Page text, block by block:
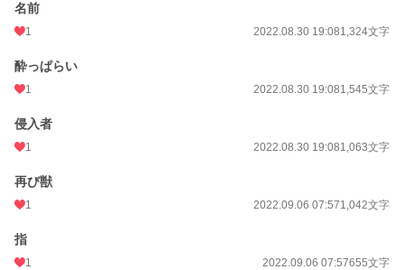
名前
1 2022.08.30 19:081,324文字
酔っぱらい
1 2022.08.30 19:081,545文字
侵入者
1 2022.08.30 19:081,063文字
再び獣
1 2022.09.06 07:571,042文字
指
1 2022.09.06 07:57655文字